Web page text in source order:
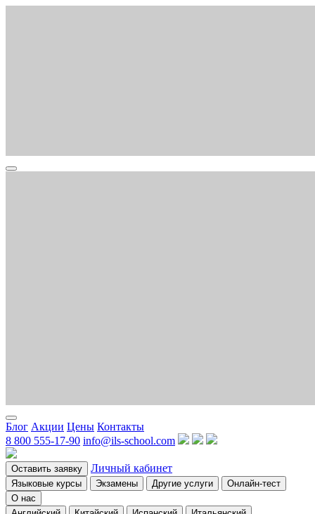
Блог Акции Цены Контакты
8 800 555-17-90 info@ils-school.com
Оставить заявку Личный кабинет
Языковые курсы Экзамены Другие услуги
Онлайн-тест
О нас